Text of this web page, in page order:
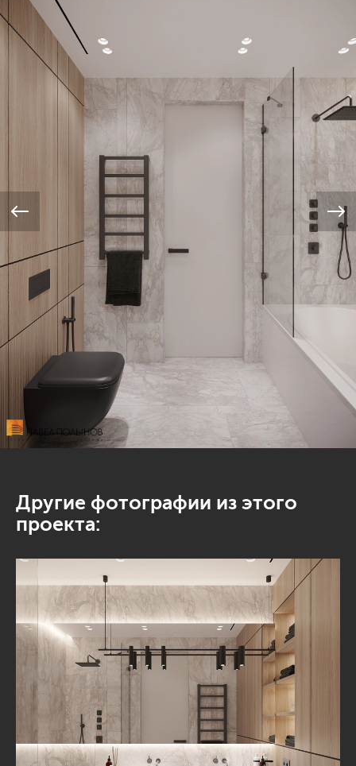
Другие фотографии из этого
проекта: